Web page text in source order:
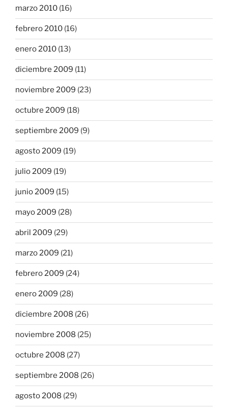
marzo 2010 (16)
febrero 2010 (16)
enero 2010 (13)
diciembre 2009 (11)
noviembre 2009 (23)
octubre 2009 (18)
septiembre 2009 (9)
agosto 2009 (19)
julio 2009 (19)
junio 2009 (15)
mayo 2009 (28)
abril 2009 (29)
marzo 2009 (21)
febrero 2009 (24)
enero 2009 (28)
diciembre 2008 (26)
noviembre 2008 (25)
octubre 2008 (27)
septiembre 2008 (26)
agosto 2008 (29)